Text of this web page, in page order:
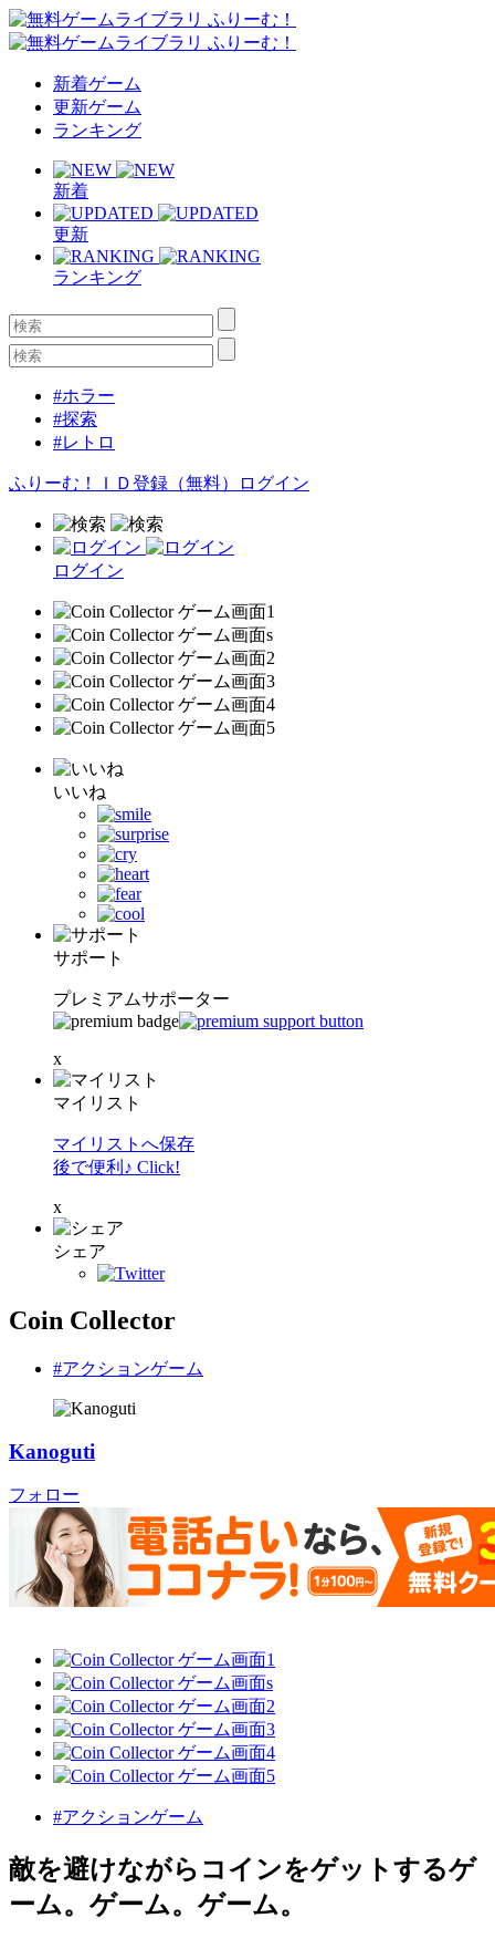
新着ゲーム
更新ゲーム
ランキング
新着
更新
ランキング
#ホラー
#探索
#レトロ
ふりーむ！ＩＤ登録（無料） ログイン
ログイン
いいね
サポート
プレミアムサポーター
x
マイリスト
マイリストへ保存
後で便利♪ Click!
x
シェア
Coin Collector
#アクションゲーム
Kanoguti
フォロー
#アクションゲーム
敵を避けながらコインをゲットするゲ
ーム。ゲーム。ゲーム。